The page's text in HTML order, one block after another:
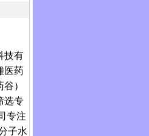
有
医药
谷）
专
专注
子水